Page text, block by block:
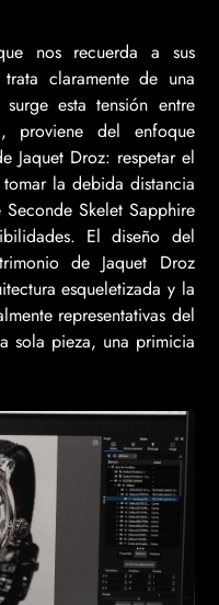
nos recuerda a sus
claramente de una
esta tensión entre
proviene del enfoque
Jaquet Droz: respetar el
la debida distancia
Skelet Sapphire
El diseño del
de Jaquet Droz
esqueletizada y la
representativas del
sola pieza, una primicia